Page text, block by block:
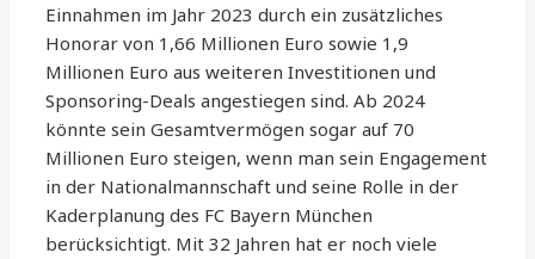
Einnahmen im Jahr 2023 durch ein zusätzliches
Honorar von 1,66 Millionen Euro sowie 1,9
Millionen Euro aus weiteren Investitionen und
Sponsoring-Deals angestiegen sind. Ab 2024
könnte sein Gesamtvermögen sogar auf 70
Millionen Euro steigen, wenn man sein Engagement
in der Nationalmannschaft und seine Rolle in der
Kaderplanung des FC Bayern München
berücksichtigt. Mit 32 Jahren hat er noch viele